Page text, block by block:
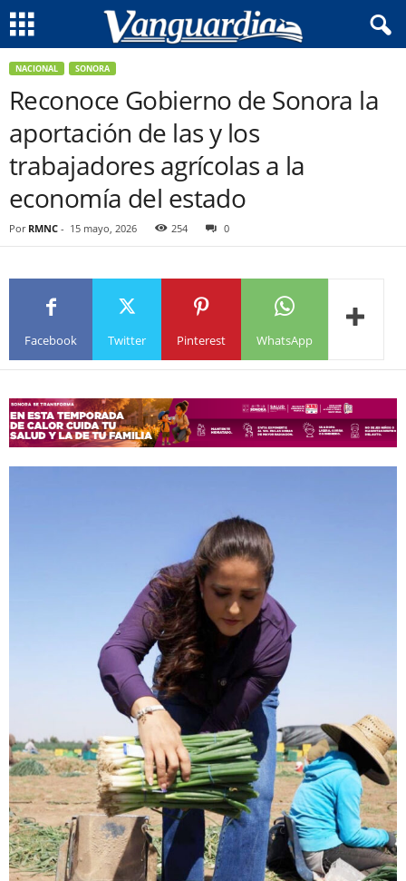
NACIONAL SONORA
Reconoce Gobierno de Sonora la
aportación de las y los
trabajadores agrícolas a la
economía del estado
Por RMNC - 15 mayo, 2026 254 0
Facebook Twitter Pinterest WhatsApp